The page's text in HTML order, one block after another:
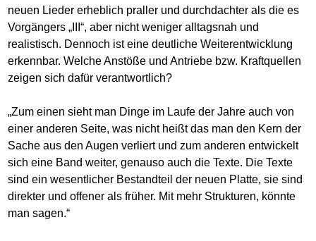
neuen Lieder erheblich praller und durchdachter als die es
Vorgängers „III“, aber nicht weniger alltagsnah und
realistisch. Dennoch ist eine deutliche Weiterentwicklung
erkennbar. Welche Anstöße und Antriebe bzw. Kraftquellen
zeigen sich dafür verantwortlich?
„Zum einen sieht man Dinge im Laufe der Jahre auch von
einer anderen Seite, was nicht heißt das man den Kern der
Sache aus den Augen verliert und zum anderen entwickelt
sich eine Band weiter, genauso auch die Texte. Die Texte
sind ein wesentlicher Bestandteil der neuen Platte, sie sind
direkter und offener als früher. Mit mehr Strukturen, könnte
man sagen.“